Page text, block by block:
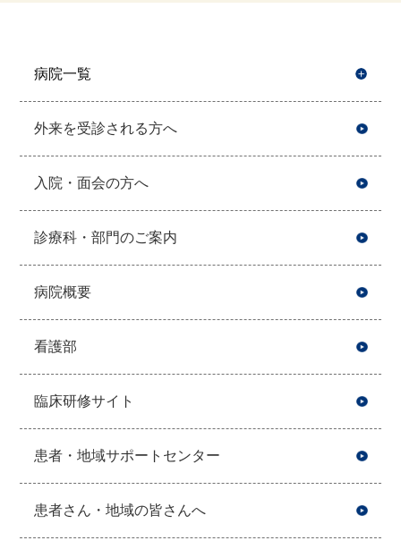
病院一覧
外来を受診される方へ
入院・面会の方へ
診療科・部門のご案内
病院概要
看護部
臨床研修サイト
患者・地域サポートセンター
患者さん・地域の皆さんへ